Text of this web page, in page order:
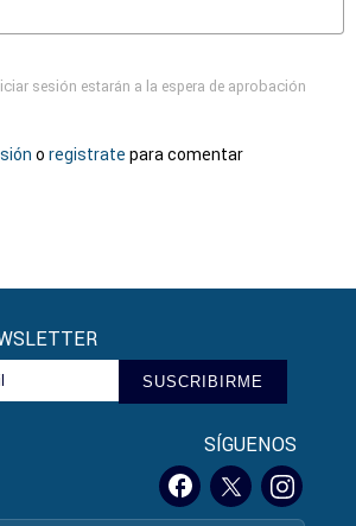
sesión estarán a la espera de aprobación
o registrate para comentar
SUSCRIBIRME
SÍGUENOS